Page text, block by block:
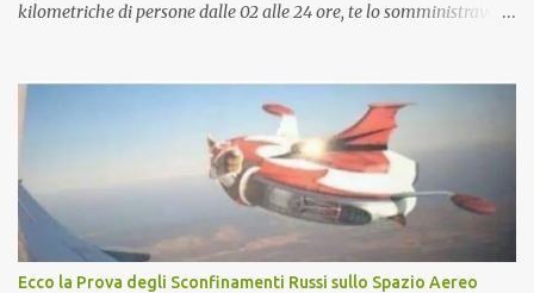
kilometriche di persone dalle 02 alle 24 ore, te lo somministravano
Vaccino come: l' Amaro del Capo, era "spettacolare Ghiacciato, ma
andava bene anche, a Temperatura Ambiente"! Riproponiamo
l'articolo per NON Dimenticare!
Ecco la Prova degli Sconfinamenti Russi sullo Spazio Aereo